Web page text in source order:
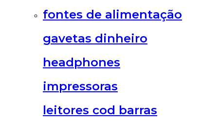
fontes de alimentação
gavetas dinheiro
headphones
impressoras
leitores cod barras